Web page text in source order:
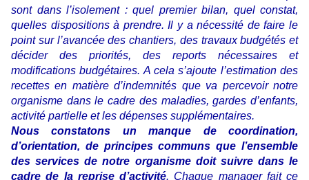
sont dans l’isolement : quel premier bilan, quel constat,
quelles dispositions à prendre. Il y a nécessité de faire le
point sur l’avancée des chantiers, des travaux budgétés et
décider des priorités, des reports nécessaires et
modifications budgétaires. A cela s’ajoute l’estimation des
recettes en matière d’indemnités que va percevoir notre
organisme dans le cadre des maladies, gardes d’enfants,
activité partielle et les dépenses supplémentaires.
Nous constatons un manque de coordination,
d’orientation, de principes communs que l’ensemble
des services de notre organisme doit suivre dans le
cadre de la reprise d’activité. Chaque manager fait ce